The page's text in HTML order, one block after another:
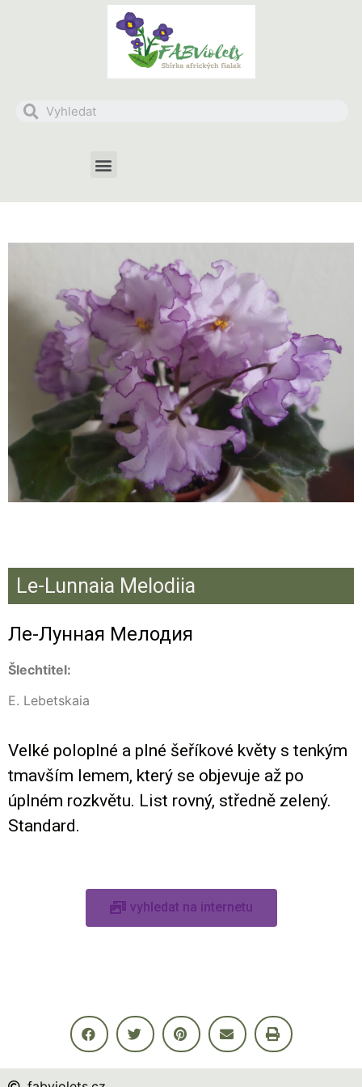
Le-Lunnaia Melodiia
Ле-Лунная Мелодия
Šlechtitel:
E. Lebetskaia
Velké poloplné a plné šeříkové květy s tenkým
tmavším lemem, který se objevuje až po
úplném rozkvětu. List rovný, středně zelený.
Standard.
vyhledat na internetu